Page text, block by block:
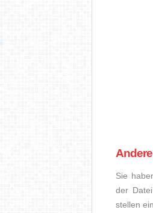
Sie
der
stellen